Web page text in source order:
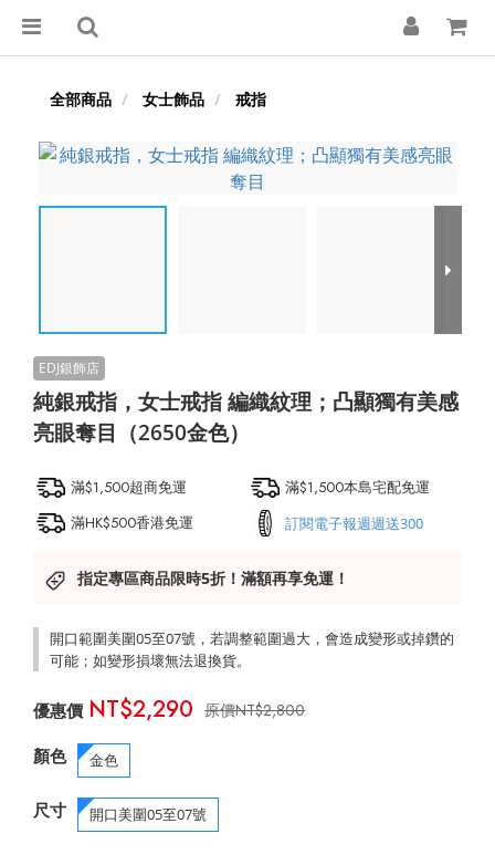
全部商品 女士飾品 戒指
純銀戒指，女士戒指 編織紋理；凸顯獨有美感
亮眼奪目（2650金色）
滿$1,500超商免運
滿$1,500本島宅配免運
滿HK$500香港免運
訂閱電子報週週送300
指定專區商品限時5折！滿額再享免運！
開口範圍美圍05至07號，若調整範圍過大，會造成變形或掉鑽的
可能；如變形損壞無法退換貨。
NT$2,800
NT$2,290
顏色 金色
尺寸 開口美圍05至07號